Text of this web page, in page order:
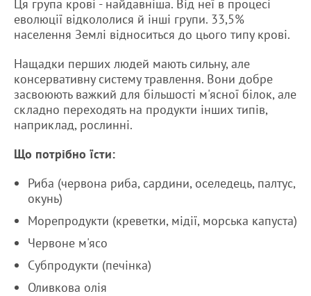
Ця група крові - найдавніша. Від неї в процесі
еволюції відкололися й інші групи. 33,5%
населення Землі відноситься до цього типу крові.
Нащадки перших людей мають сильну, але
консервативну систему травлення. Вони добре
засвоюють важкий для більшості м'ясної білок, але
складно переходять на продукти інших типів,
наприклад, рослинні.
Що потрібно їсти:
Риба (червона риба, сардини, оселедець, палтус,
окунь)
Морепродукти (креветки, мідії, морська капуста)
Червоне м'ясо
Субпродукти (печінка)
Оливкова олія